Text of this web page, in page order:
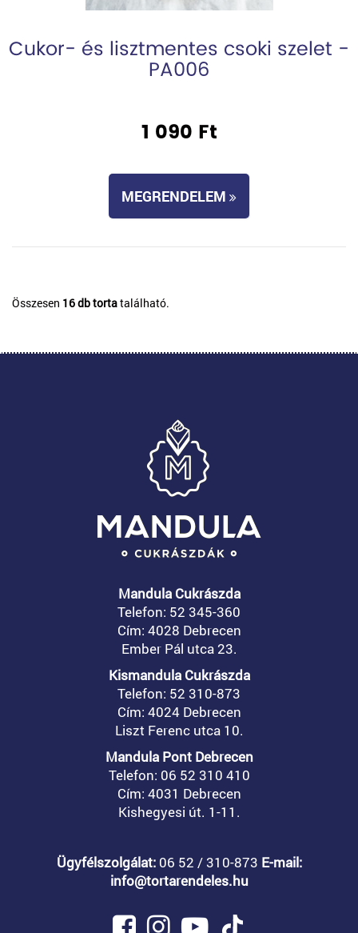
Cukor- és lisztmentes csoki szelet -
PA006
1 090 Ft
MEGRENDELEM
Összesen 16 db tortatalálható.
Mandula Cukrászda
Telefon: 52 345-360
Cím: 4028 Debrecen
Ember Pál utca 23.
Kismandula Cukrászda
Telefon: 52 310-873
Cím: 4024 Debrecen
Liszt Ferenc utca 10.
Mandula Pont Debrecen
Telefon: 06 52 310 410
Cím: 4031 Debrecen
Kishegyesi út. 1-11.
Ügyfélszolgálat:06 52 / 310-873 E-mail:
info@tortarendeles.hu